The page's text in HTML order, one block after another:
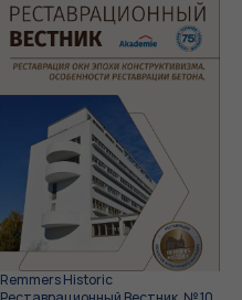
Remmers Historic